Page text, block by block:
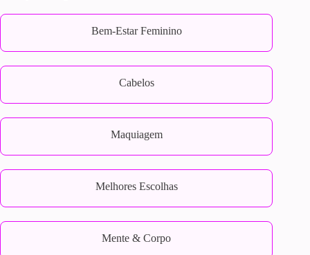
Bem-Estar Feminino
Cabelos
Maquiagem
Melhores Escolhas
Mente & Corpo